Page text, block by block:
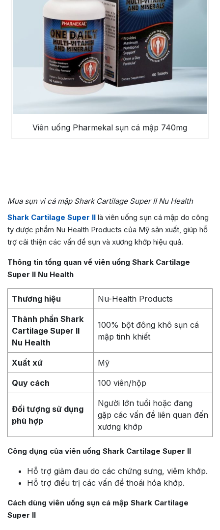
Viên uống Pharmekal sụn cá mập 740mg
Mua sụn vi cá mập Shark Cartilage Super II Nu Health
Shark Cartilage Super II là viên uống sụn cá mập do công
ty dược phẩm Nu Health Products của Mỹ sản xuất, giúp hỗ
trợ cải thiện các vấn đề sụn và xương khớp hiệu quả.
Thông tin tổng quan về viên uống Shark Cartilage
Super II Nu Health
Thương hiệu Nu-Health Products
Thành phần Shark
Cartilage Super II
Nu Health
100% bột đông khô sụn cá
mập tinh khiết
Xuất xứ Mỹ
Quy cách 100 viên/hộp
Đối tượng sử dụng
phù hợp
Người lớn tuổi hoặc đang
gặp các vấn đề liên quan đến
xương khớp
Công dụng của viên uống Shark Cartilage Super II
Hỗ trợ giảm đau do các chứng sưng, viêm khớp.
Hỗ trợ điều trị các vấn đề thoái hóa khớp.
Cách dùng viên uống sụn cá mập Shark Cartilage
Super II